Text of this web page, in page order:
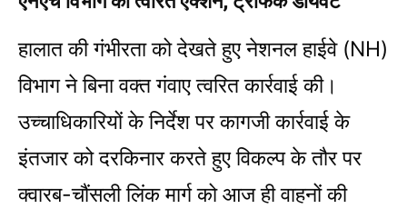
हालात की गंभीरता को देखते हुए नेशनल हाईवे (NH)
विभाग ने बिना वक्त गंवाए त्वरित कार्रवाई की।
उच्चाधिकारियों के निर्देश पर कागजी कार्रवाई के
इंतजार को दरकिनार करते हुए विकल्प के तौर पर
क्वारब-चौंसली लिंक मार्ग को आज ही वाहनों की